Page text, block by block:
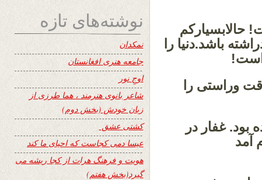
حالابسیارکم
باشد.دنیا را
است!
وراستی را
غفار در
آمد
نوشته‌های تازه
نمکدان
جامعه هنری افغانستان
اوجِ نور
شاعر بانوی هنرمند ، هما طرزی از
زبان خودش (بخش دوم)
کشتی عشق
عیسا دمی کجاست که احیای ما کند
هویت و فرهنگ هرات از کجا ریشه می
گیرد(بخش هفتم)